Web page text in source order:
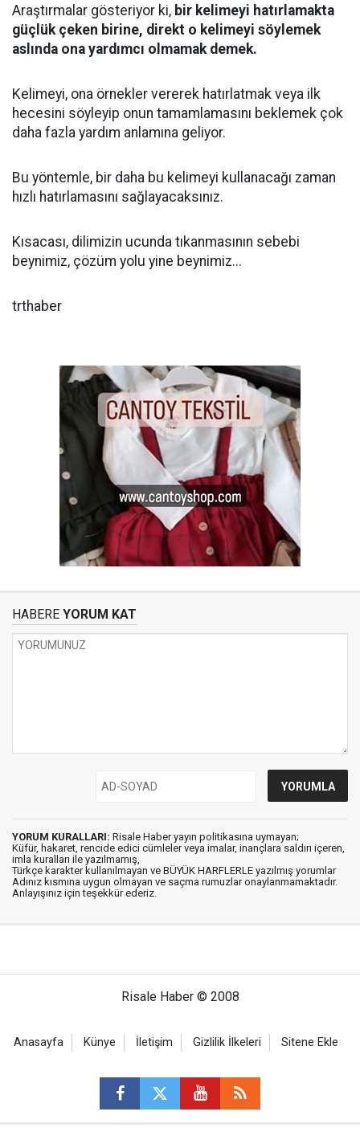
Araştırmalar gösteriyor ki, bir kelimeyi hatırlamakta
güçlük çeken birine, direkt o kelimeyi söylemek
aslında ona yardımcı olmamak demek.
Kelimeyi, ona örnekler vererek hatırlatmak veya ilk
hecesini söyleyip onun tamamlamasını beklemek çok
daha fazla yardım anlamına geliyor.
Bu yöntemle, bir daha bu kelimeyi kullanacağı zaman
hızlı hatırlamasını sağlayacaksınız.
Kısacası, dilimizin ucunda tıkanmasının sebebi
beynimiz, çözüm yolu yine beynimiz...
trthaber
HABERE YORUM KAT
YORUM KURALLARI: Risale Haber yayın politikasına uymayan;
Küfür, hakaret, rencide edici cümleler veya imalar, inançlara saldırı içeren,
imla kuralları ile yazılmamış,
Türkçe karakter kullanılmayan ve BÜYÜK HARFLERLE yazılmış yorumlar
Adınız kısmına uygun olmayan ve saçma rumuzlar onaylanmamaktadır.
Anlayışınız için teşekkür ederiz.
Risale Haber © 2008
Anasayfa Künye İletişim Gizlilik İlkeleri Sitene Ekle